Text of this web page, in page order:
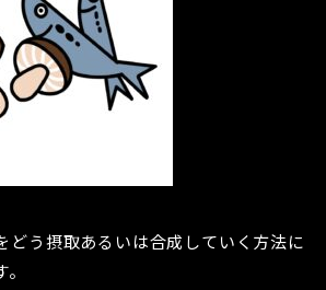
どう摂取あるいは合成していく方法に